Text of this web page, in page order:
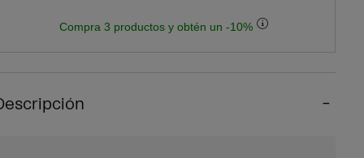
Compra 3 productos y obtén un -10%